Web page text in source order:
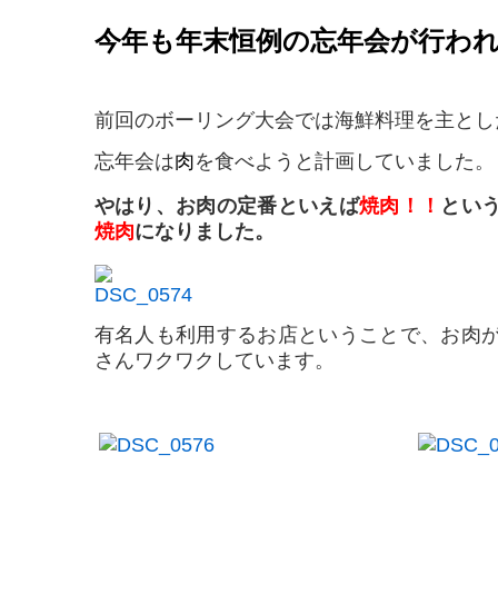
今年も年末恒例の忘年会が行わ
前回のボーリング大会では海鮮料理を主と
忘年会は肉を食べようと計画していました。
やはり、お肉の定番といえば焼肉！！ とい
焼肉になりました。
有名人も利用するお店ということで、お肉
さんワクワクしています。